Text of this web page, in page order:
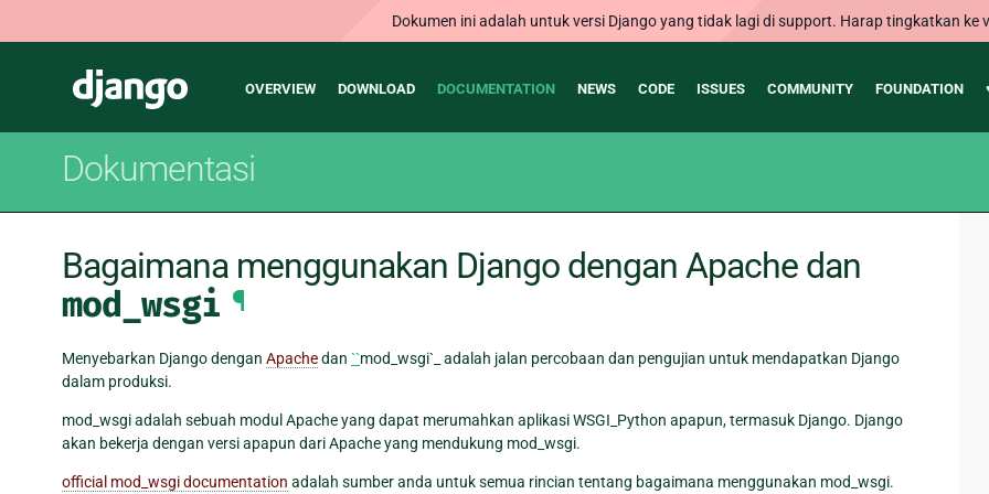
Dokumen ini adalah untuk versi Django yang tidak lagi di support. Harap tingkatkan ke
Django
Main
OVERVIEW DOWNLOAD DOCUMENTATION NEWS CODE ISSUES COMMUNITY FOUNDATION
Dokumentasi
Bagaimana menggunakan Django dengan Apache dan
mod_wsgi ¶
Menyebarkan Django dengan Apachedan ``mod_wsgi`_ adalah jalan percobaan dan pengujian untuk mendapatkan Django
dalam produksi.
mod_wsgi adalah sebuah modul Apache yang dapat merumahkan aplikasi WSGI_Python apapun, termasuk Django. Django
akan bekerja dengan versi apapun dari Apache yang mendukung mod_wsgi.
official mod_wsgi documentation adalah sumber anda untuk semua rincian tentang bagaimana menggunakan mod_wsgi.